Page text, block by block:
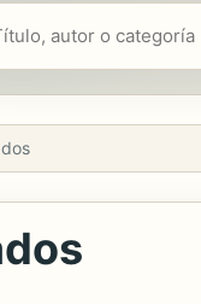
libros